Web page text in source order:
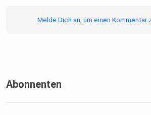
Melde Dich an, um einen Kommentar
Abonnenten